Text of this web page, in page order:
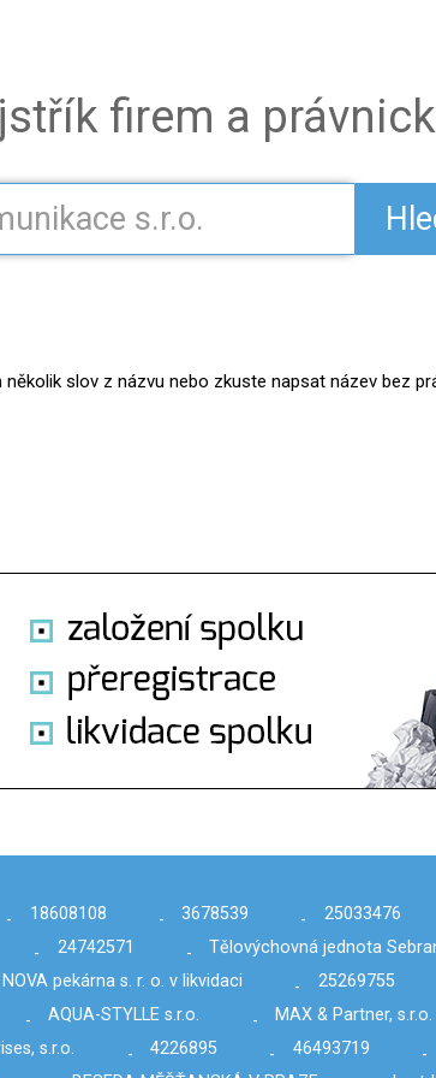
firem a
slov z názvu nebo zkuste napsat název bez
- 18608108 - 3678539 - 25033476
- 24742571 - Tělovýchovná jednota
NOVA pekárna s. r. o. v likvidaci - 25269755
- AQUA-STYLLE s.r.o. - MAX & Partner, s.r.o.
s.r.o. - 4226895 - 46493719 -